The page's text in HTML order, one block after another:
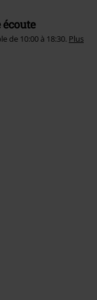
de 10:00 à 18:30. Plus